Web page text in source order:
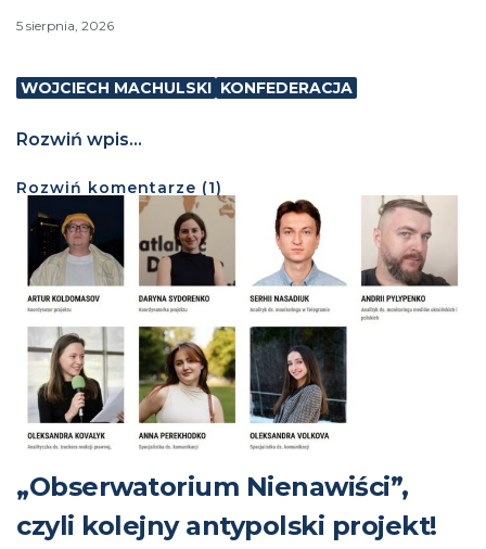
5 sierpnia, 2026
WOJCIECH MACHULSKI KONFEDERACJA
Rozwiń wpis...
Rozwiń komentarze (1)
„Obserwatorium Nienawiści”,
czyli kolejny antypolski projekt!